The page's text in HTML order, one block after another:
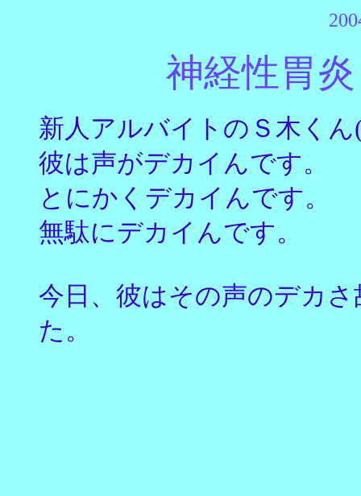
神経性胃
新人アルバイトのＳ木く
彼は声がデカイんです。
とにかくデカイんです。
無駄にデカイんです。
今日、彼はその声のデカ
た。